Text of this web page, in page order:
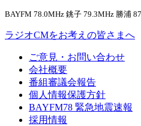
BAYFM 78.0MHz 銚子 79.3MHz 勝浦
ラジオCMをお考えの皆さまへ
ご意見・お問い合わせ
会社概要
番組審議会報告
個人情報保護方針
BAYFM78 緊急地震速報
採用情報